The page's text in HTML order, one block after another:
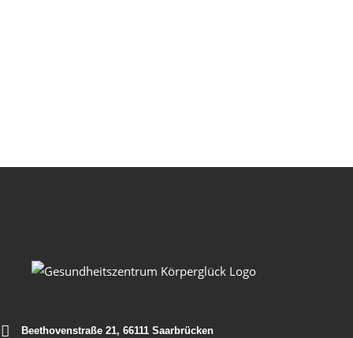
Beethovenstraße 21, 66111 Saarbrücken